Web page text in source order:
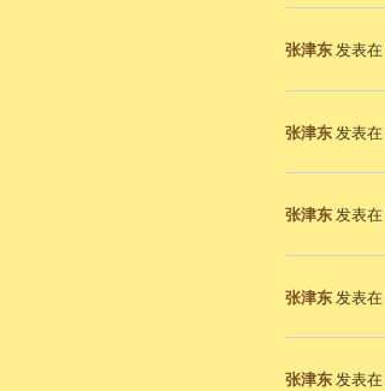
张津东发表在
张津东发表在
张津东发表在
张津东发表在
张津东发表在